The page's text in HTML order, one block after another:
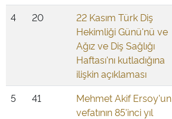
4 20
22 Kasım Türk Diş
Hekimliği Günü'nü ve
Ağız ve Diş Sağlığı
Haftası'nı kutladığına
ilişkin açıklaması
5 41
Mehmet Akif Ersoy'un
vefatının 85'inci yıl